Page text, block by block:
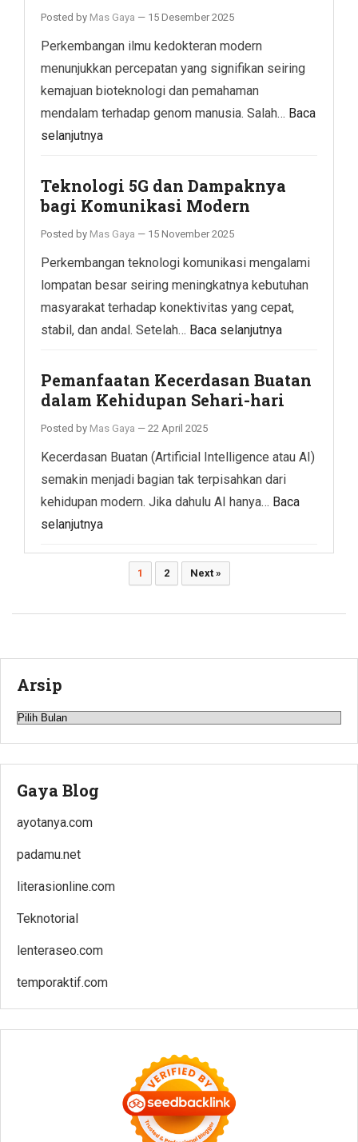
Posted by Mas Gaya — 15 Desember 2025
Perkembangan ilmu kedokteran modern
menunjukkan percepatan yang signifikan seiring
kemajuan bioteknologi dan pemahaman
mendalam terhadap genom manusia. Salah… Baca
selanjutnya
Teknologi 5G dan Dampaknya
bagi Komunikasi Modern
Posted by Mas Gaya — 15 November 2025
Perkembangan teknologi komunikasi mengalami
lompatan besar seiring meningkatnya kebutuhan
masyarakat terhadap konektivitas yang cepat,
stabil, dan andal. Setelah… Baca selanjutnya
Pemanfaatan Kecerdasan Buatan
dalam Kehidupan Sehari-hari
Posted by Mas Gaya — 22 April 2025
Kecerdasan Buatan (Artificial Intelligence atau AI)
semakin menjadi bagian tak terpisahkan dari
kehidupan modern. Jika dahulu AI hanya… Baca
selanjutnya
1 2 Next »
Arsip
Arsip
Gaya Blog
ayotanya.com
padamu.net
literasionline.com
Teknotorial
lenteraseo.com
temporaktif.com